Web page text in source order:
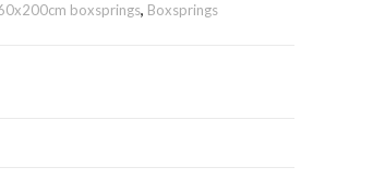
boxsprings, Boxsprings